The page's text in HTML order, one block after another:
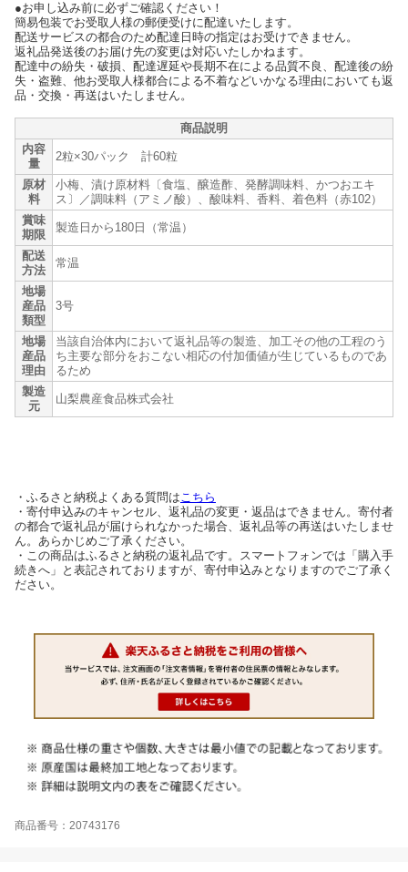
●お申し込み前に必ずご確認ください！
簡易包装でお受取人様の郵便受けに配達いたします。
配送サービスの都合のため配達日時の指定はお受けできません。
返礼品発送後のお届け先の変更は対応いたしかねます。
配達中の紛失・破損、配達遅延や長期不在による品質不良、配達後の紛
失・盗難、他お受取人様都合による不着などいかなる理由においても返
品・交換・再送はいたしません。
商品説明
内容
量
2粒×30パック 計60粒
原材
料
小梅、漬け原材料〔食塩、醸造酢、発酵調味料、かつおエキ
ス〕／調味料（アミノ酸）、酸味料、香料、着色料（赤102）
賞味
期限
製造日から180日（常温）
配送
方法
常温
地場
産品
類型
3号
地場
産品
理由
当該自治体内において返礼品等の製造、加工その他の工程のう
ち主要な部分をおこない相応の付加価値が生じているものであ
るため
製造
元
山梨農産食品株式会社
・ふるさと納税よくある質問はこちら
・寄付申込みのキャンセル、返礼品の変更・返品はできません。寄付者
の都合で返礼品が届けられなかった場合、返礼品等の再送はいたしませ
ん。あらかじめご了承ください。
・この商品はふるさと納税の返礼品です。スマートフォンでは「購入手
続きへ」と表記されておりますが、寄付申込みとなりますのでご了承く
ださい。
商品番号：20743176